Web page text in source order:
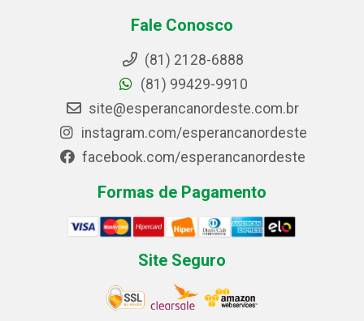
Fale Conosco
(81) 2128-6888
(81) 99429-9910
site@esperancanordeste.com.br
instagram.com/esperancanordeste
facebook.com/esperancanordeste
Formas de Pagamento
Site Seguro